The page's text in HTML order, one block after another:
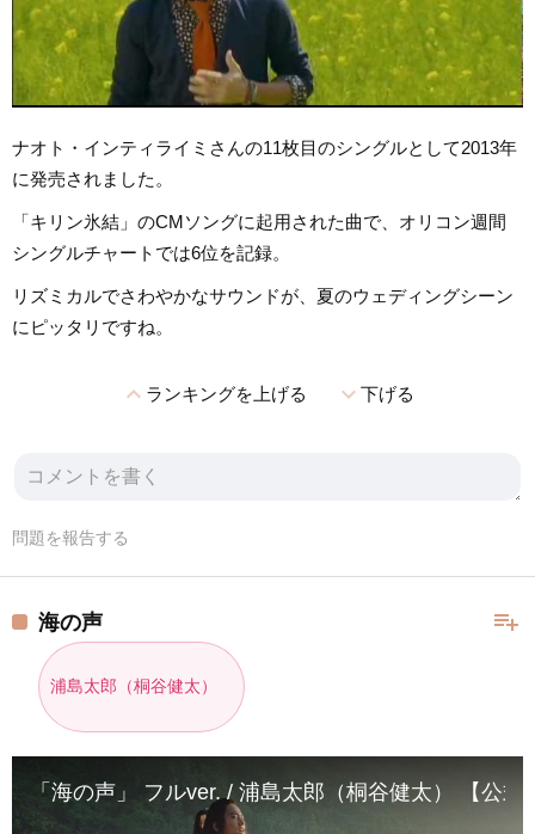
ナオト・インティライミさんの11枚目のシングルとして2013年
に発売されました。
「キリン氷結」のCMソングに起用された曲で、オリコン週間
シングルチャートでは6位を記録。
リズミカルでさわやかなサウンドが、夏のウェディングシーン
にピッタリですね。
expand_lessランキングを上げる expand_more下げる
問題を報告する
playlist_add
海の声
浦島太郎（桐谷健太）
「海の声」 フルver. / 浦島太郎（桐谷健太） 【公式